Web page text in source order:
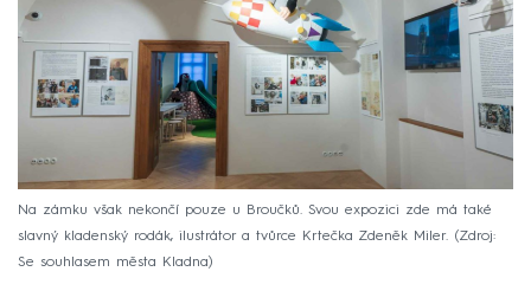
Na zámku však nekončí pouze u Broučků. Svou expozici zde má také
slavný kladenský rodák, ilustrátor a tvůrce Krtečka Zdeněk Miler.
Zdroj:
Se souhlasem města Kladna